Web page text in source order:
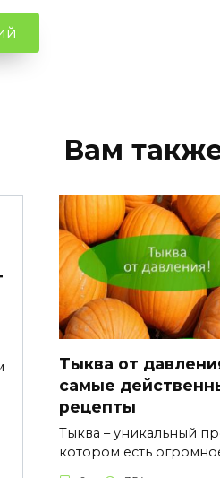
Вам
Тыква от
самые
рецепты
Тыква – уникальный
котором есть